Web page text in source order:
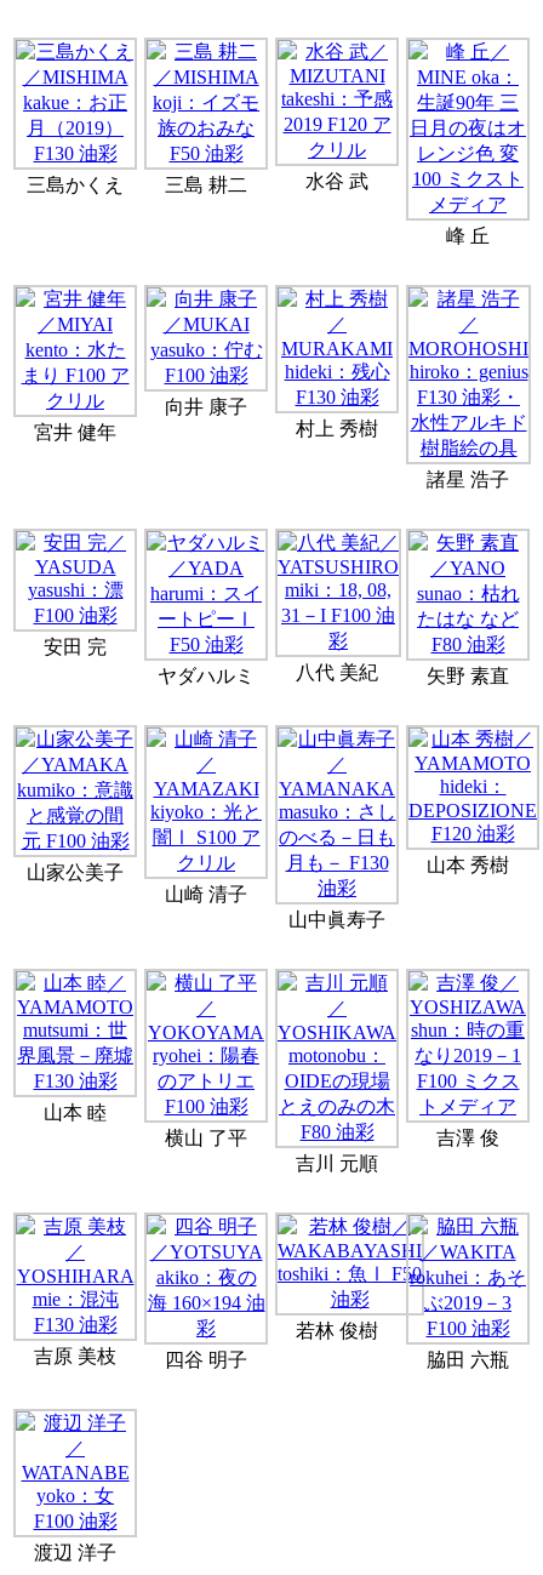
三島かくえ 三島 耕二 水谷 武
峰 丘
宮井 健年
向井 康子
村上 秀樹
諸星 浩子
安田 完
ヤダハルミ
八代 美紀 矢野 素直
山家公美子
山崎 清子
山中眞寿子
山本 秀樹
山本 睦
横山 了平
吉川 元順
吉澤 俊
吉原 美枝 四谷 明子
若林 俊樹
脇田 六瓶
渡辺 洋子